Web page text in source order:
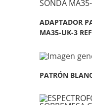
ADAPTADOR
MA35-UK-3
PATRÓN